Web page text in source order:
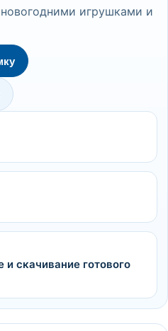
игрушками и
скачивание готового